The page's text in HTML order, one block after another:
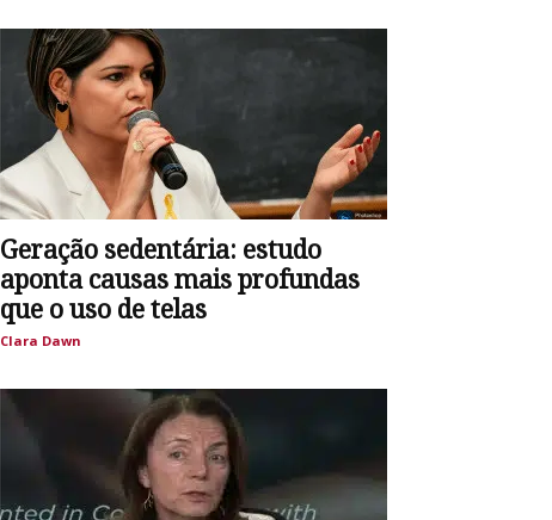
Geração sedentária: estudo
aponta causas mais profundas
que o uso de telas
Clara Dawn